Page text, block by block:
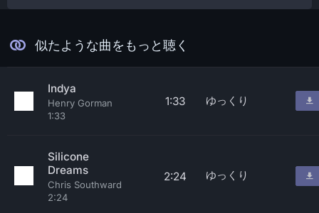
似たような曲をもっと聴く
Indya
Henry Gorman
1:33
1:33 ゆっくり
Silicone
Dreams
Chris Southward
2:24
2:24 ゆっくり